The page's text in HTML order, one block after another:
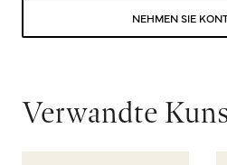
NEHMEN SIE
Verwandte